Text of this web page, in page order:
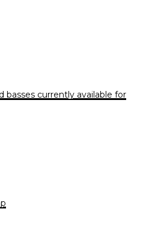
basses currently available for